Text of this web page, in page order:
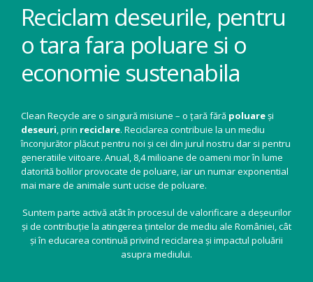
Reciclam deseurile, pentru
o tara fara poluare si o
economie sustenabila
Clean Recycle are o singură misiune – o țară fără poluareși
deseuri, prin reciclare. Reciclarea contribuie la un mediu
înconjurător plăcut pentru noi și cei din jurul nostru dar si pentru
generatiile viitoare. Anual, 8,4 milioane de oameni mor în lume
datorită bolilor provocate de poluare, iar un numar exponential
mai mare de animale sunt ucise de poluare.
Suntem parte activă atât în procesul de valorificare a deșeurilor
și de contribuție la atingerea țintelor de mediu ale României, cât
și în educarea continuă privind reciclarea și impactul poluării
asupra mediului.